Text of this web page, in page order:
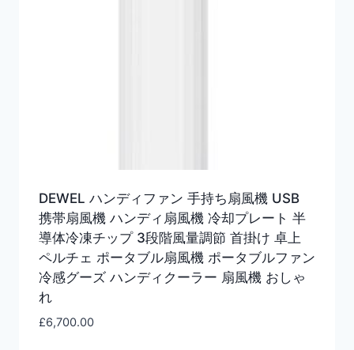
DEWEL ハンディファン 手持ち扇風機 USB
携帯扇風機 ハンディ扇風機 冷却プレート 半
導体冷凍チップ 3段階風量調節 首掛け 卓上
ペルチェ ポータブル扇風機 ポータブルファン
冷感グーズ ハンディクーラー 扇風機 おしゃ
れ
£6,700.00